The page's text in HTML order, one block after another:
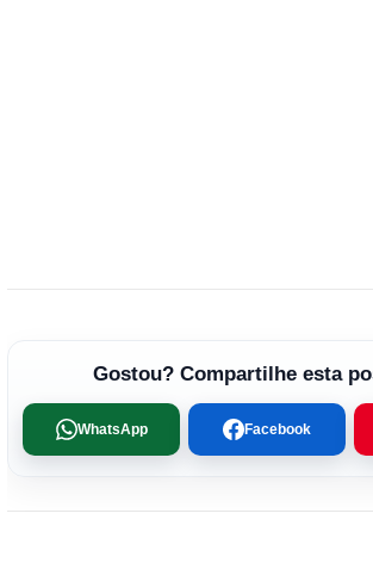
Gostou? Compartilhe esta
WhatsApp Facebook